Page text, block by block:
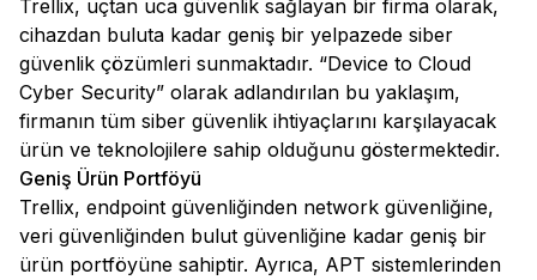
Trellix, uçtan uca güvenlik sağlayan bir firma olarak,
cihazdan buluta kadar geniş bir yelpazede siber
güvenlik çözümleri sunmaktadır. “Device to Cloud
Cyber Security” olarak adlandırılan bu yaklaşım,
firmanın tüm siber güvenlik ihtiyaçlarını karşılayacak
ürün ve teknolojilere sahip olduğunu göstermektedir.
Geniş Ürün Portföyü
Trellix, endpoint güvenliğinden network güvenliğine,
veri güvenliğinden bulut güvenliğine kadar geniş bir
ürün portföyüne sahiptir. Ayrıca, APT sistemlerinden